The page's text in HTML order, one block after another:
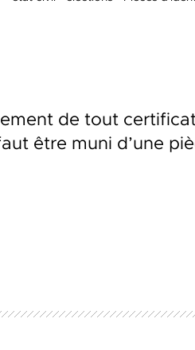
de tout
être muni d’une